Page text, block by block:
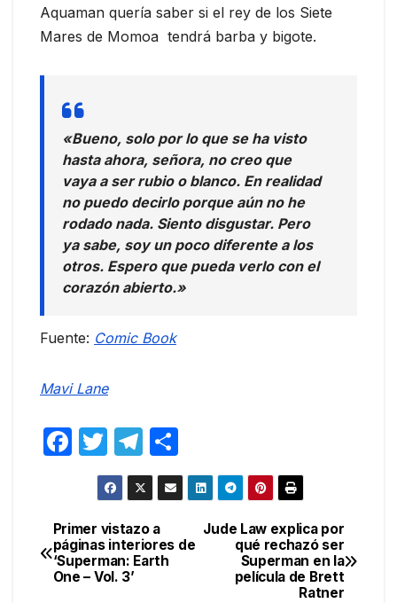
Aquaman quería saber si el rey de los Siete
Mares de Momoa tendrá barba y bigote.
«Bueno, solo por lo que se ha visto
hasta ahora, señora, no creo que
vaya a ser rubio o blanco. En realidad
no puedo decirlo porque aún no he
rodado nada. Siento disgustar. Pero
ya sabe, soy un poco diferente a los
otros. Espero que pueda verlo con el
corazón abierto.»
Fuente: Comic Book
Mavi Lane
F
e
b
o
T
w
itt
er
T
el
e
gr
a
o
m
ar
Navegación
de
Jude Law explica por
qué rechazó ser
Superman en la
película de Brett
Ratner
Primer vistazo a
páginas interiores de
‘Superman: Earth
One – Vol. 3’